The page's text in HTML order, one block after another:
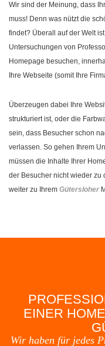
Wir sind der Meinung, dass
muss! Denn was nützt die
findet? Überall auf der Welt
Untersuchungen von
Homepage besuchen,
Ihre Webseite (somit Ihre
Überzeugen dabei Ihre
strukturiert ist, oder die
sein, dass Besucher schon
verlassen. So gehen Ihrem
müssen die Inhalte Ihrer
der Besucher nicht wieder zu
weiter zu Ihrem Gütersloher
EINER
Wir haben für jedes